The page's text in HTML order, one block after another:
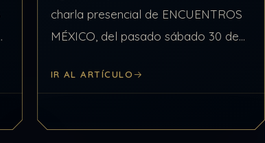
charla presencial de ENCUENTROS
MÉXICO, del pasado sábado 30 de
Tema, Líneas de Tiempo 33 y 42 y
IR AL ARTÍCULO